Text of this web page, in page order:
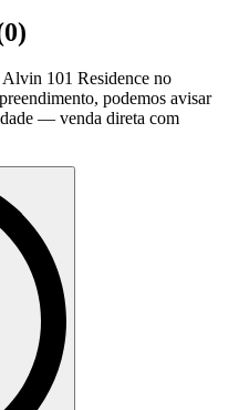
0)
Alvin 101 Residence no
podemos avisar
— venda direta com